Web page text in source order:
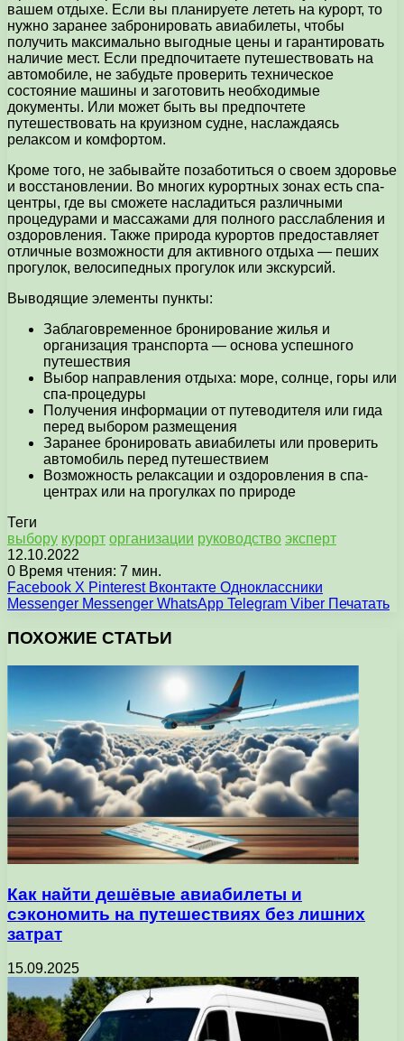
вашем отдыхе. Если вы планируете лететь на курорт, то
нужно заранее забронировать авиабилеты, чтобы
получить максимально выгодные цены и гарантировать
наличие мест. Если предпочитаете путешествовать на
автомобиле, не забудьте проверить техническое
состояние машины и заготовить необходимые
документы. Или может быть вы предпочтете
путешествовать на круизном судне, наслаждаясь
релаксом и комфортом.
Кроме того, не забывайте позаботиться о своем здоровье
и восстановлении. Во многих курортных зонах есть спа-
центры, где вы сможете насладиться различными
процедурами и массажами для полного расслабления и
оздоровления. Также природа курортов предоставляет
отличные возможности для активного отдыха — пеших
прогулок, велосипедных прогулок или экскурсий.
Выводящие элементы пункты:
Заблаговременное бронирование жилья и
организация транспорта — основа успешного
путешествия
Выбор направления отдыха: море, солнце, горы или
спа-процедуры
Получения информации от путеводителя или гида
перед выбором размещения
Заранее бронировать авиабилеты или проверить
автомобиль перед путешествием
Возможность релаксации и оздоровления в спа-
центрах или на прогулках по природе
Теги
выбору курорт организации руководство эксперт
12.10.2022
0 Время чтения: 7 мин.
Facebook X Pinterest Вконтакте Одноклассники
Messenger Messenger WhatsApp Telegram Viber Печатать
ПОХОЖИЕ СТАТЬИ
Как найти дешёвые авиабилеты и
сэкономить на путешествиях без лишних
затрат
15.09.2025